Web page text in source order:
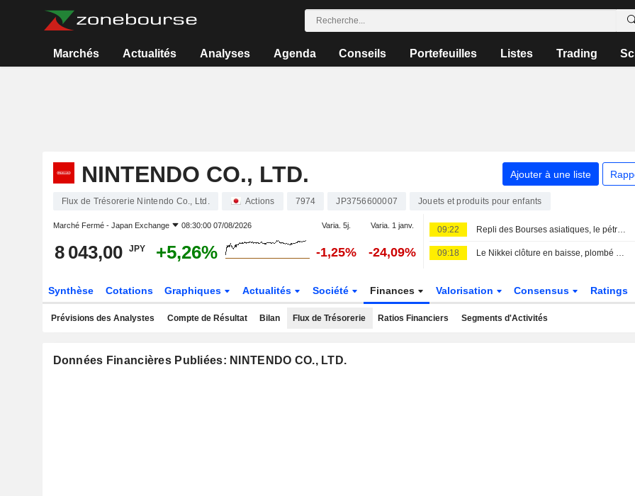
Marchés Actualités Analyses Agenda Conseils Portefeuilles Listes Trading
NINTENDO CO., LTD. Ajouter à une liste
Flux de Trésorerie Nintendo Co., Ltd. Actions 7974 JP3756600007 Jouets et produits pour enfants
Marché Fermé - Japan Exchange 08:30:00 07/08/2026 Varia. 5j. Varia. 1 janv.
8 043,00 JPY +5,26% -1,25% -24,09%
09:22 Repli des Bourses asiatiques, le pétrole monte
09:18 Le Nikkei clôture en baisse, plombé par le repli des valeurs liées à l'IA
Synthèse Cotations Graphiques Actualités Société Finances Valorisation Consensus Ratings
Prévisions des Analystes Compte de Résultat Bilan Flux de Trésorerie Ratios Financiers Segments d'Activités
Données Financières Publiées: NINTENDO CO., LTD.